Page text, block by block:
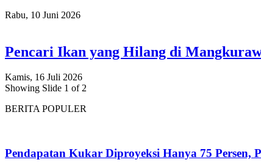
Rabu, 10 Juni 2026
Pencari Ikan yang Hilang di
Kamis, 16 Juli 2026
Showing Slide 1 of 2
BERITA POPULER
Pendapatan Kukar Diproyeksi Hanya 75 Persen,